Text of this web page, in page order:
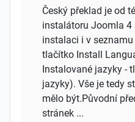
Český překlad je od
instalátoru Joomla 4
instalaci i v
tlačítko Install
Instalované jazyky -
jazyky). Vše je tedy
mělo být.Původní
stránek ...